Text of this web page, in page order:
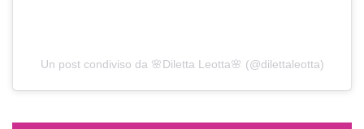
Un post condiviso da 🌸Diletta Leotta🌸 (@dilettaleotta)